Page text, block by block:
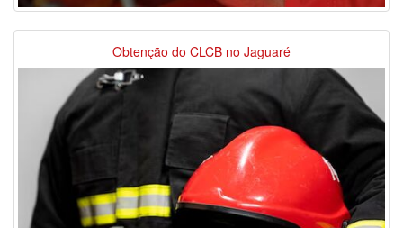
Obtenção do CLCB no Jaguaré